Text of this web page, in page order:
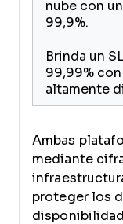
nube con
99,9%.
Brinda un
99,99%
altamente
Ambas
mediante
proteger los